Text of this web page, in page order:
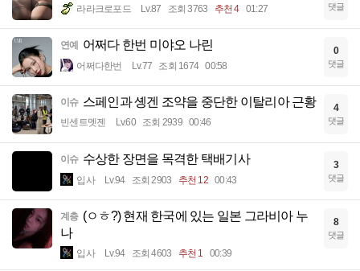
라라크로포드 Lv.87 조회 3763 추천 4 01:27 댓글
연예 어쩌다 한번 미야오 나린
어쩌다한번 Lv.77 조회 1674 00:58
0
댓글
이슈 스페인과 솅겐 조약을 중단한 이탈리아 근황
빈센트멧젠 Lv.60 조회 2939 00:46
4
댓글
이슈 수상한 장면을 목격한 택배기사
입사 Lv.94 조회 2903 추천 12 00:43
3
댓글
계층 (ㅇㅎ?) 현재 한국에 있는 일본 그라비아 누
나
입사 Lv.94 조회 4603 추천 1 00:39
8
댓글